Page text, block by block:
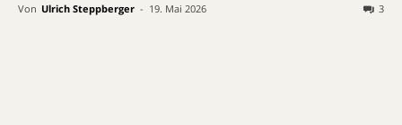
Von Ulrich Steppberger - 19. Mai 2026 3